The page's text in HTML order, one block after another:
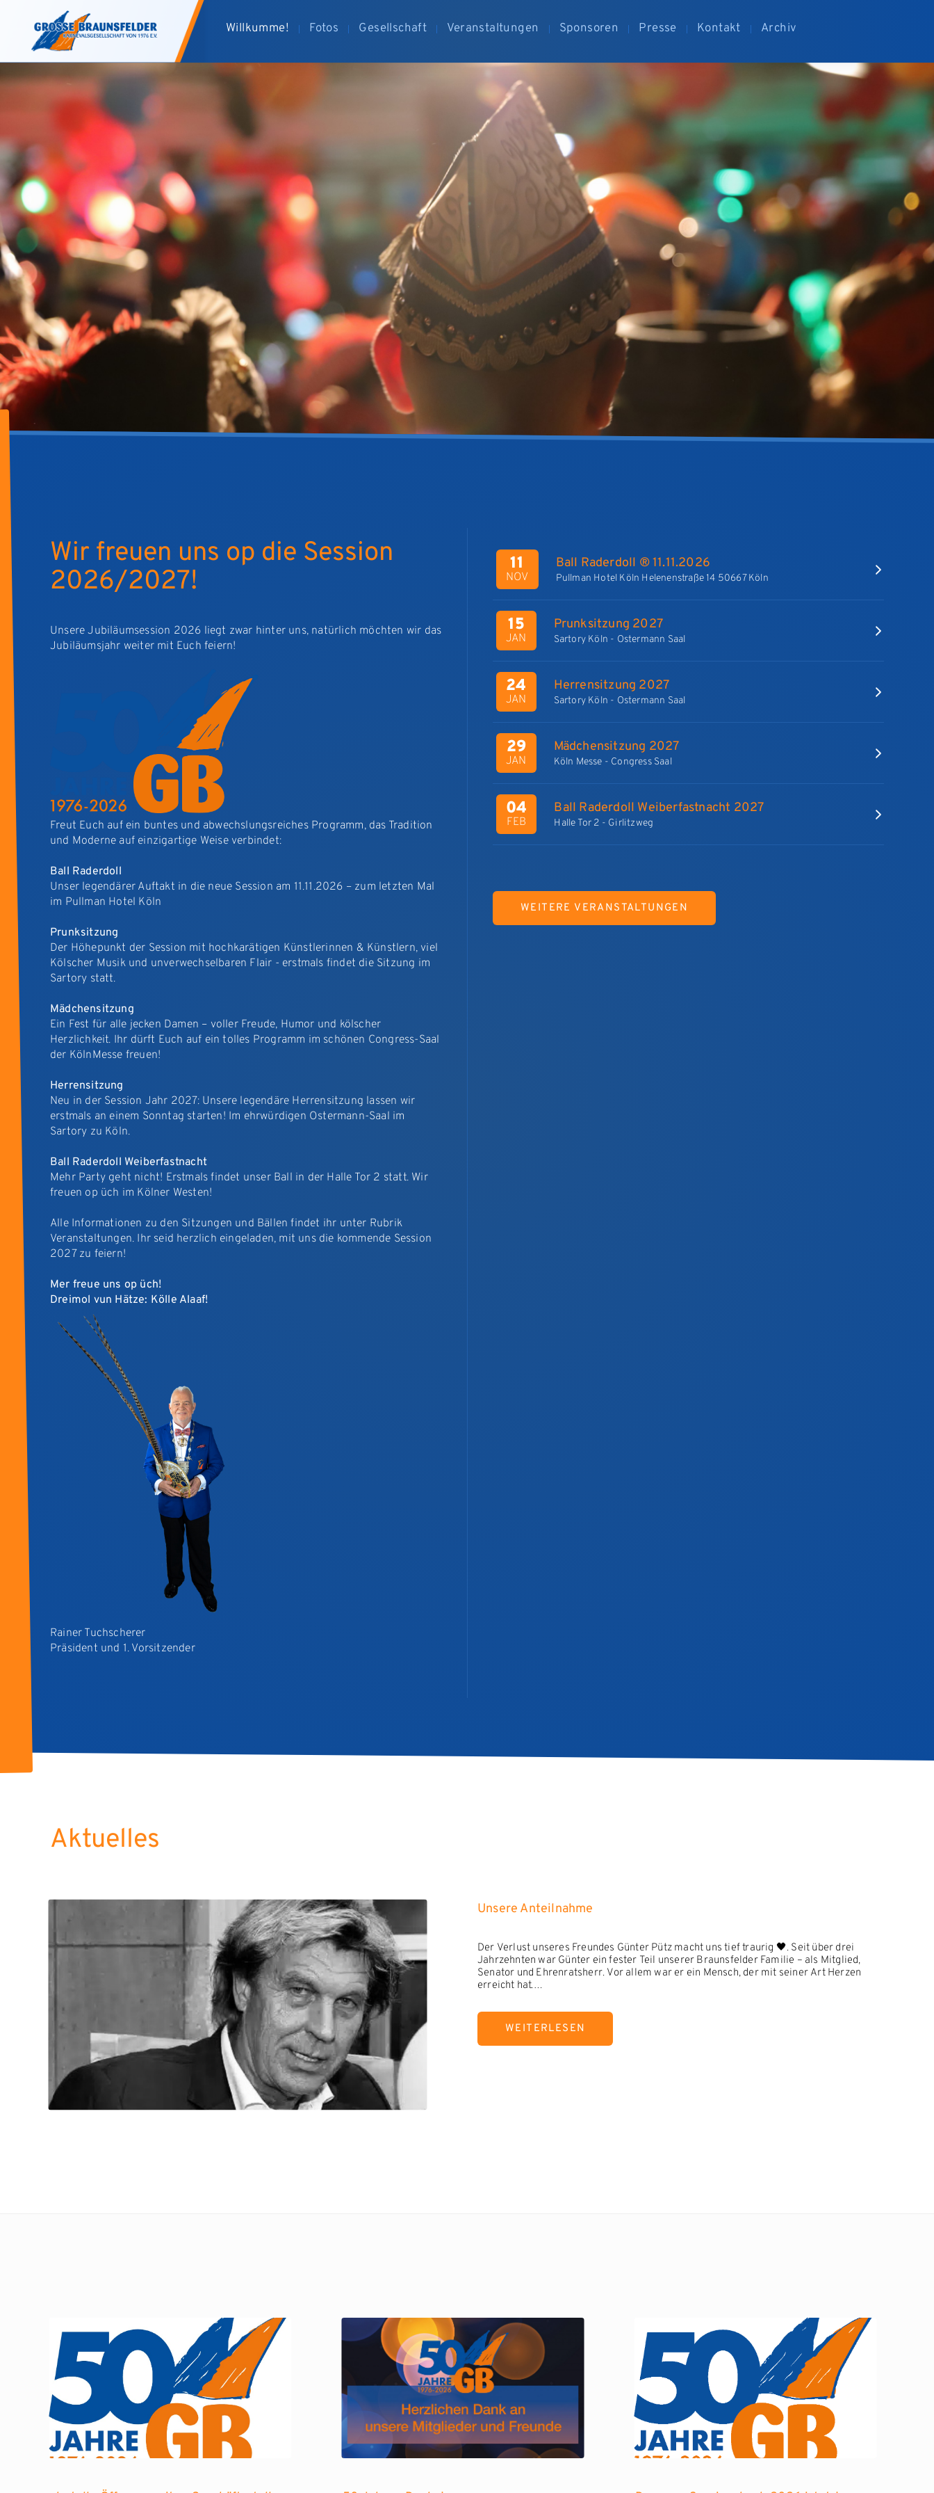
Willkumme! Fotos Gesellschaft Veranstaltungen Sponsoren Presse Kontakt Archiv
Wir freuen uns op die Session
2026/2027!
Unsere Jubiläumsession 2026 liegt zwar hinter uns, natürlich möchten wir das
Jubiläumsjahr weiter mit Euch feiern!
Freut Euch auf ein buntes und abwechslungsreiches Programm, das Tradition
und Moderne auf einzigartige Weise verbindet:
Ball Raderdoll
Unser legendärer Auftakt in die neue Session am 11.11.2026 – zum letzten Mal
im Pullman Hotel Köln
Prunksitzung
Der Höhepunkt der Session mit hochkarätigen Künstlerinnen & Künstlern, viel
Kölscher Musik und unverwechselbaren Flair - erstmals findet die Sitzung im
Sartory statt.
Mädchensitzung
Ein Fest für alle jecken Damen – voller Freude, Humor und kölscher
Herzlichkeit. Ihr dürft Euch auf ein tolles Programm im schönen Congress-Saal
der KölnMesse freuen!
Herrensitzung
Neu in der Session Jahr 2027: Unsere legendäre Herrensitzung lassen wir
erstmals an einem Sonntag starten! Im ehrwürdigen Ostermann-Saal im
Sartory zu Köln.
Ball Raderdoll Weiberfastnacht
Mehr Party geht nicht! Erstmals findet unser Ball in der Halle Tor 2 statt. Wir
freuen op üch im Kölner Westen!
Alle Informationen zu den Sitzungen und Bällen findet ihr unter Rubrik
Veranstaltungen. Ihr seid herzlich eingeladen, mit uns die kommende Session
2027 zu feiern!
Mer freue uns op üch!
Dreimol vun Hätze: Kölle Alaaf!
Rainer Tuchscherer
Präsident und 1. Vorsitzender
11
NOV
Ball Raderdoll ® 11.11.2026
Pullman Hotel Köln Helenenstraße 14 50667 Köln
15
JAN
Prunksitzung 2027
Sartory Köln - Ostermann Saal
24
JAN
Herrensitzung 2027
Sartory Köln - Ostermann Saal
29
JAN
Mädchensitzung 2027
Köln Messe - Congress Saal
04
FEB
Ball Raderdoll Weiberfastnacht 2027
Halle Tor 2 - Girlitzweg
WEITERE VERANSTALTUNGEN
Aktuelles
Unsere Anteilnahme
Der Verlust unseres Freundes Günter Pütz macht uns tief traurig 🖤. Seit über drei
Jahrzehnten war Günter ein fester Teil unserer Braunsfelder Familie – als Mitglied,
Senator und Ehrenratsherr. Vor allem war er ein Mensch, der mit seiner Art Herzen
erreicht hat.
Wir denken in großer Verbundenheit an ihn.
Möge die Erinnerung an viele gemeinsame Momente uns alle Trost schenken. Unsere
Anteilnahme gilt Uschi Brauckmann und seinen Kindern.
WEITERLESEN